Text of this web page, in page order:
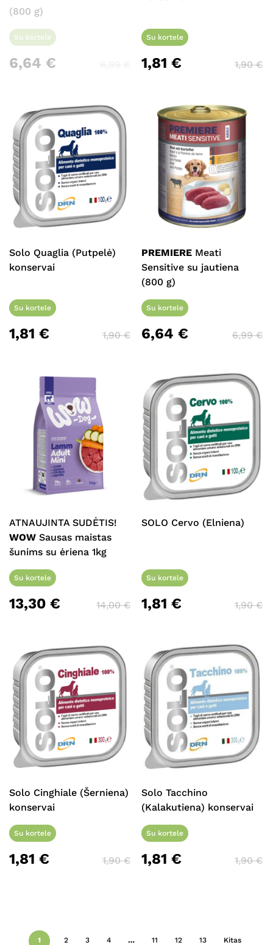
Krepšelyje nėra produktų.
(800 g)
Su kortele
6,64 €
Su kortele
1,81€ 1,90€
Solo Quaglia (Putpelė)
konservai
Su kortele
1,81 € 1,90€
PREMIERE Meati
Sensitive su jautiena
(800 g)
Su kortele
6,64€ 6,99€
ATNAUJINTA SUDĖTIS!
WOW Sausas maistas
šunims su ėriena 1kg
Su kortele
13,30 € 14,00€
SOLO Cervo (Elniena)
Su kortele
1,81€ 1,90€
Solo Cinghiale (Šerniena)
konservai
Su kortele
1,81 € 1,90€
Solo Tacchino
(Kalakutiena) konservai
Su kortele
1,81€ 1,90€
1 2 3 4 … 11 12 13 Kitas